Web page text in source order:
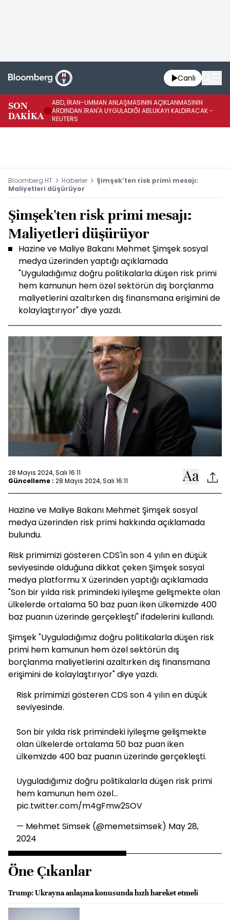
Canlı
SON
DAKİKA
ABD, İRAN-UMMAN ANLAŞMASININ AÇIKLANMASININ
ARDINDAN İRAN'A UYGULADIĞI ABLUKAYI KALDIRACAK -
REUTERS
Bloomberg HT Haberler
Şimşek'ten risk primi mesajı:
Maliyetleri düşürüyor
Şimşek'ten risk primi mesajı:
Maliyetleri düşürüyor
Hazine ve Maliye Bakanı Mehmet Şimşek sosyal
medya üzerinden yaptığı açıklamada
"Uyguladığımız doğru politikalarla düşen risk primi
hem kamunun hem özel sektörün dış borçlanma
maliyetlerini azaltırken dış finansmana erişimini de
kolaylaştırıyor" diye yazdı.
28 Mayıs 2024, Salı 16:11
Güncelleme : 28 Mayıs 2024, Salı 16:11
Hazine ve Maliye Bakanı Mehmet Şimşek sosyal
medya üzerinden risk primi hakkında açıklamada
bulundu.
Risk primimizi gösteren CDS'in son 4 yılın en düşük
seviyesinde olduğuna dikkat çeken Şimşek sosyal
medya platformu X üzerinden yaptığı açıklamada
"Son bir yılda risk primindeki iyileşme gelişmekte olan
ülkelerde ortalama 50 baz puan iken ülkemizde 400
baz puanın üzerinde gerçekleşti" ifadelerini kullandı.
Şimşek "Uyguladığımız doğru politikalarla düşen risk
primi hem kamunun hem özel sektörün dış
borçlanma maliyetlerini azaltırken dış finansmana
erişimini de kolaylaştırıyor" diye yazdı.
Risk primimizi gösteren CDS son 4 yılın en düşük
seviyesinde.
Son bir yılda risk primindeki iyileşme gelişmekte
olan ülkelerde ortalama 50 baz puan iken
ülkemizde 400 baz puanın üzerinde gerçekleşti.
Uyguladığımız doğru politikalarla düşen risk primi
hem kamunun hem özel…
pic.twitter.com/m4gFmw2SOV
— Mehmet Simsek (@memetsimsek) May 28,
2024
Öne Çıkanlar
Trump: Ukrayna anlaşma konusunda hızlı hareket etmeli